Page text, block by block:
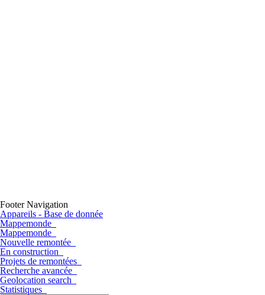
Footer Navigation
Appareils - Base de donnée
Mappemonde
Mappemonde
Nouvelle remontée
En construction
Projets de remontées
Recherche avancée
Geolocation search
Statistiques